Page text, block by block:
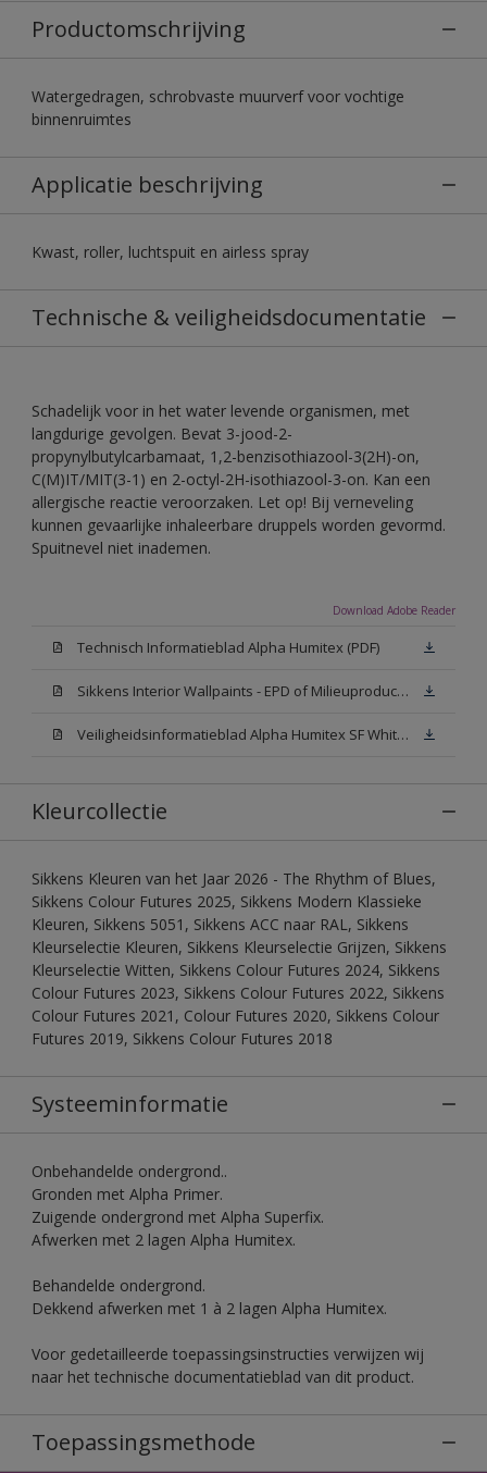
Productomschrijving
Watergedragen, schrobvaste muurverf voor vochtige
binnenruimtes
Applicatie beschrijving
Kwast, roller, luchtspuit en airless spray
Technische & veiligheidsdocumentatie
Schadelijk voor in het water levende organismen, met
langdurige gevolgen. Bevat 3-jood-2-
propynylbutylcarbamaat, 1,2-benzisothiazool-3(2H)-on,
C(M)IT/MIT(3-1) en 2-octyl-2H-isothiazool-3-on. Kan een
allergische reactie veroorzaken. Let op! Bij verneveling
kunnen gevaarlijke inhaleerbare druppels worden gevormd.
Spuitnevel niet inademen.
Download Adobe Reader
Technisch Informatieblad Alpha Humitex (PDF)
Sikkens Interior Wallpaints - EPD of Milieuproductverklaring
Veiligheidsinformatieblad Alpha Humitex SF White W05 (MSDS)
Kleurcollectie
Sikkens Kleuren van het Jaar 2026 - The Rhythm of Blues,
Sikkens Colour Futures 2025, Sikkens Modern Klassieke
Kleuren, Sikkens 5051, Sikkens ACC naar RAL, Sikkens
Kleurselectie Kleuren, Sikkens Kleurselectie Grijzen, Sikkens
Kleurselectie Witten, Sikkens Colour Futures 2024, Sikkens
Colour Futures 2023, Sikkens Colour Futures 2022, Sikkens
Colour Futures 2021, Colour Futures 2020, Sikkens Colour
Futures 2019, Sikkens Colour Futures 2018
Systeeminformatie
Onbehandelde ondergrond..
Gronden met Alpha Primer.
Zuigende ondergrond met Alpha Superfix.
Afwerken met 2 lagen Alpha Humitex.
Behandelde ondergrond.
Dekkend afwerken met 1 à 2 lagen Alpha Humitex.
Voor gedetailleerde toepassingsinstructies verwijzen wij
naar het technische documentatieblad van dit product.
Toepassingsmethode